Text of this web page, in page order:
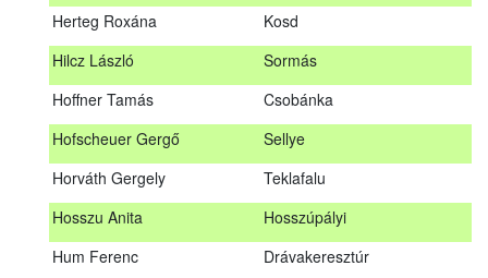
Herteg Roxána
Kosd
Hilcz László
Sormás
Hoffner Tamás
Csobánka
Hofscheuer Gergő
Sellye
Horváth Gergely
Teklafalu
Hosszu Anita
Hosszúpályi
Hum Ferenc
Drávakeresztúr
Gombor Csaba
Kosd
Csobánka